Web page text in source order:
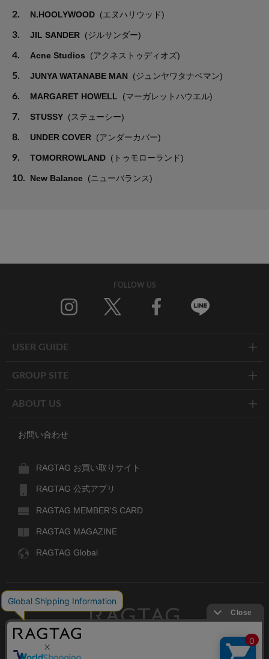
2. N.HOOLYWOOD (エヌハリウッド)
3. JIL SANDER (ジルサンダー)
4. Acne Studios (アクネストゥディオズ)
5. JUNYA WATANABE MAN (ジュンヤワタナベマン)
6. MARGARET HOWELL (マーガレットハウエル)
7. STUSSY (ステューシー)
8. UNDER COVER (アンダーカバー)
9. TOMORROWLAND (トゥモローランド)
10. New Balance (ニューバランス)
FOLLOW US
USER GUIDE
GROUP SITE
ABOUT US
お問い合わせ
RAGTAG お買い取りサイト
RAGTAG 公式アプリ
RAGTAG MEMBER'S CARD
RAGTAG MAGAZINE
RAGTAG Global
デザイナーズブランドのユーズド・セレクトショップ